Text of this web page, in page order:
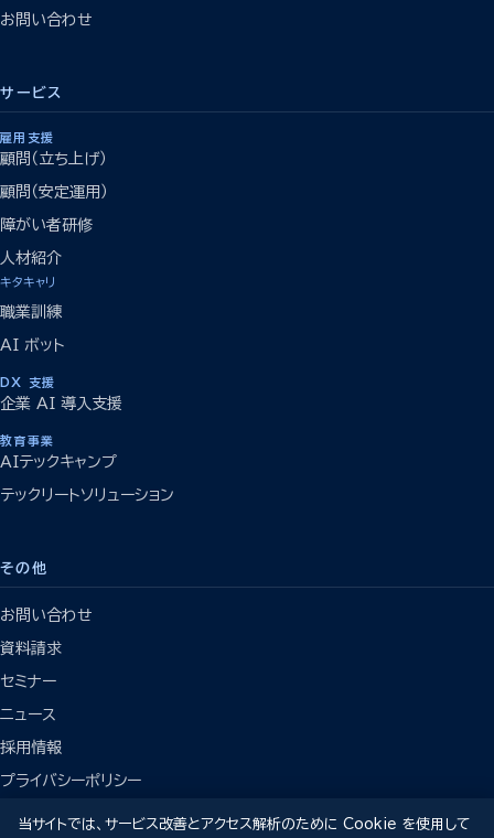
お問い合わせ
サービス
雇用支援
顧問（立ち上げ）
顧問（安定運用）
障がい者研修
人材紹介
キタキャリ
職業訓練
AI ボット
DX 支援
企業 AI 導入支援
教育事業
AIテックキャンプ
テックリートソリューション
その他
お問い合わせ
資料請求
セミナー
ニュース
採用情報
プライバシーポリシー
当サイトでは、サービス改善とアクセス解析のために Cookie を使用して